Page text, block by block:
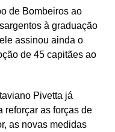
de Bombeiros ao
à graduação
assinou ainda o
de 45 capitães ao
Pivetta já
reforçar as forças de
as novas medidas